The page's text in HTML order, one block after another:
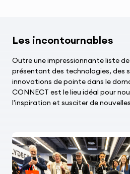
Les incontournables
Outre une impressionnante liste
présentant des technologies, des
innovations de pointe dans le
CONNECT est le lieu idéal pour
l'inspiration et susciter de